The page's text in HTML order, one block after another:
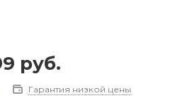
руб.
Гарантия низкой цены